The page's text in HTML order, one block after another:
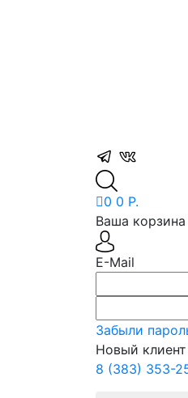
0 0 Р.
Ваша корзина
E-Mail
Забыли
Новый клиент
8 (383) 353-